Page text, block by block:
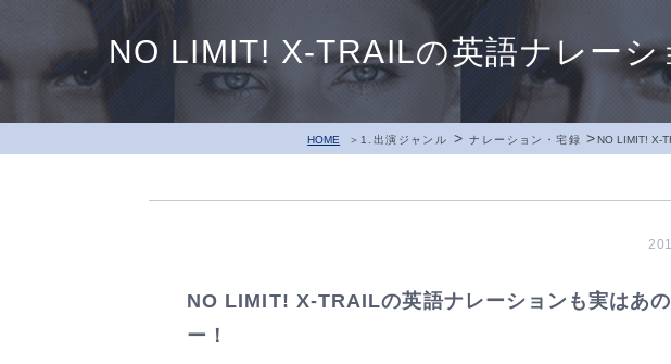
NO LIMIT! X-TRAILの英語ナレー
HOME 1.出演ジャンル >ナレーション・宅録 >NO LIMIT! X-
NO LIMIT! X-TRAILの英語ナレーションも実はあ
ー！